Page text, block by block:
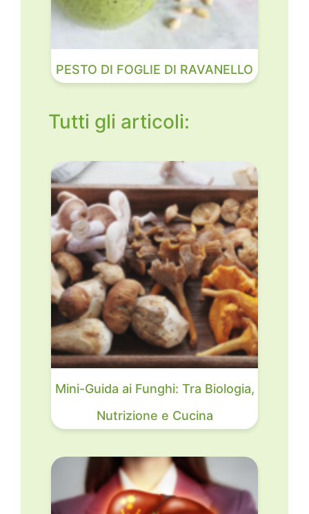
PESTO DI FOGLIE DI RAVANELLO
Tutti gli articoli:
Mini-Guida ai Funghi: Tra Biologia,
Nutrizione e Cucina